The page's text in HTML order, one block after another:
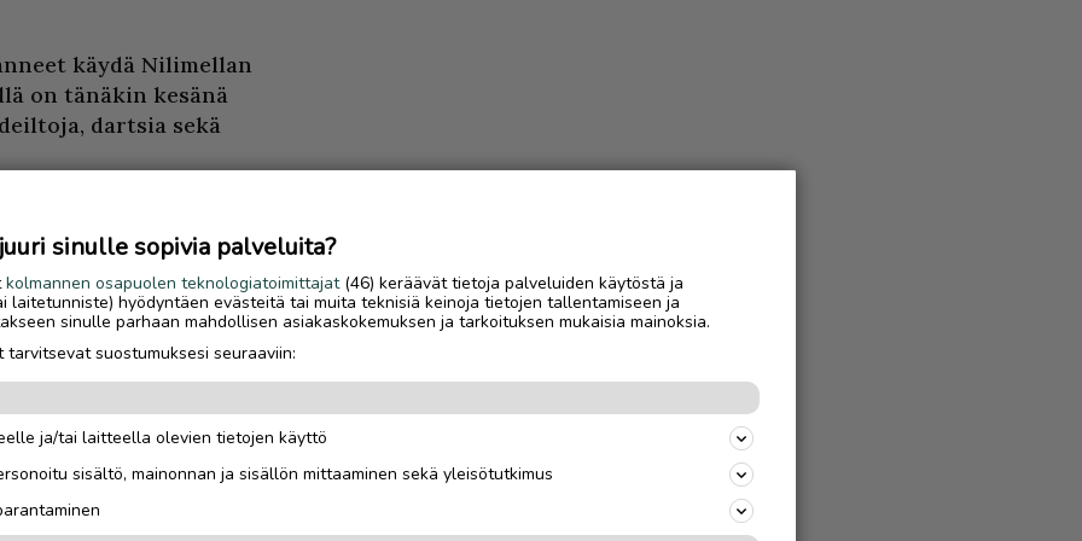
käydä Nilimellan
on tänäkin kesänä
dartsia sekä
joka vaihtuu
drinkkejä. Juomien
tarjoiltavaa
seurueella
– sekä nauttia
viikonloppuina
Luetuimmat
talvisesonki oli yrittäjäparille
sinulle sopivia palveluita?
kolmannen osapuolen teknologiatoimittajat(46) keräävät tietoja palveluiden käytöstä ja
laitetunniste) hyödyntäen evästeitä tai muita teknisiä keinoja tietojen tallentamiseen ja
sinulle parhaan mahdollisen asiakaskokemuksen ja tarkoituksen mukaisia mainoksia.
suostumuksesi seuraaviin:
ja/tai laitteella olevien tietojen käyttö
sisältö, mainonnan ja sisällön mittaaminen sekä yleisötutkimus